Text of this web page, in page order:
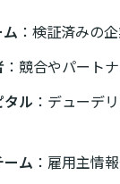
：検証済みの
：競合やパート
ル ：デューデ
ム ：雇用主情